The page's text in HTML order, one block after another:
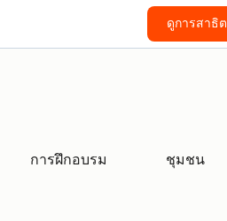
ดูการสาธิต
การฝึกอบรม ชุมชน